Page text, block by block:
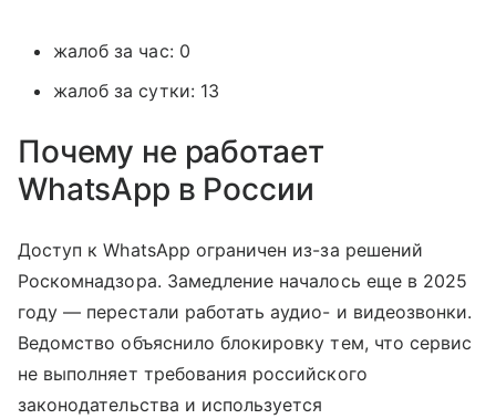
жалоб за час: 0
жалоб за сутки: 13
Почему не работает
WhatsApp в России
Доступ к WhatsApp ограничен из-за решений
Роскомнадзора. Замедление началось еще в 2025
году — перестали работать аудио- и видеозвонки.
Ведомство объяснило блокировку тем, что сервис
не выполняет требования российского
законодательства и используется